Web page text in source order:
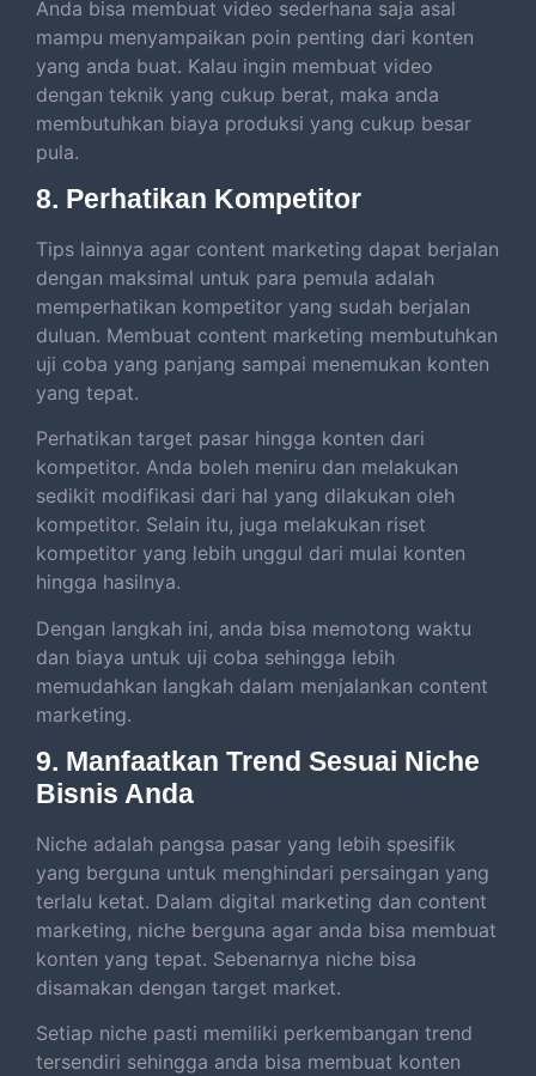
Anda bisa membuat video sederhana saja asal
mampu menyampaikan poin penting dari konten
yang anda buat. Kalau ingin membuat video
dengan teknik yang cukup berat, maka anda
membutuhkan biaya produksi yang cukup besar
pula.
8. Perhatikan Kompetitor
Tips lainnya agar content marketing dapat berjalan
dengan maksimal untuk para pemula adalah
memperhatikan kompetitor yang sudah berjalan
duluan. Membuat content marketing membutuhkan
uji coba yang panjang sampai menemukan konten
yang tepat.
Perhatikan target pasar hingga konten dari
kompetitor. Anda boleh meniru dan melakukan
sedikit modifikasi dari hal yang dilakukan oleh
kompetitor. Selain itu, juga melakukan riset
kompetitor yang lebih unggul dari mulai konten
hingga hasilnya.
Dengan langkah ini, anda bisa memotong waktu
dan biaya untuk uji coba sehingga lebih
memudahkan langkah dalam menjalankan content
marketing.
9. Manfaatkan Trend Sesuai Niche
Bisnis Anda
Niche adalah pangsa pasar yang lebih spesifik
yang berguna untuk menghindari persaingan yang
terlalu ketat. Dalam digital marketing dan content
marketing, niche berguna agar anda bisa membuat
konten yang tepat. Sebenarnya niche bisa
disamakan dengan target market.
Setiap niche pasti memiliki perkembangan trend
tersendiri sehingga anda bisa membuat konten